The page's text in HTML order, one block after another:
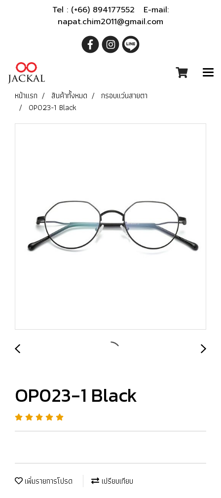
Tel : (+66) 894177552 E-mail:
napat.chim2011@gmail.com
หน้าแรก สินค้าทั้งหมด
กรอบแว่นสายตา
OP023-1 Black
OP023-1 Black
เพิ่มรายการโปรด
เปรียบเทียบ